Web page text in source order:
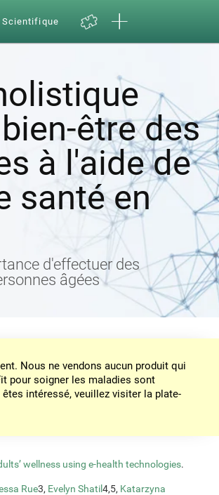
être des
à l'aide de
santé en
d'effectuer des
âgées
Nous ne vendons aucun produit qui
pour soigner les maladies sont
intéressé, veuillez visiter la plate-
wellness using e-health technologies.
Rue3, Evelyn Shatil4,5, Katarzyna